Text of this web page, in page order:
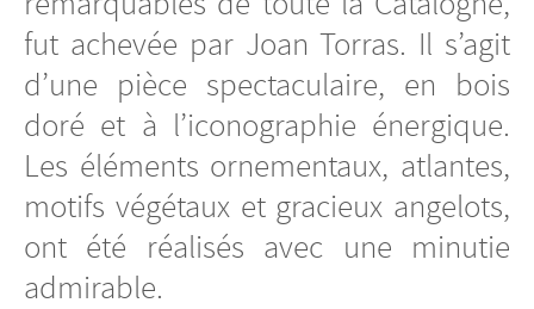
fut achevée par Joan Torras. Il s’agit
d’une pièce spectaculaire, en bois
doré et à l’iconographie énergique.
Les éléments ornementaux, atlantes,
motifs végétaux et gracieux angelots,
ont été réalisés avec une minutie
admirable.